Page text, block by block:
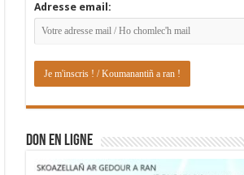
Adresse email:
DON EN LIGNE